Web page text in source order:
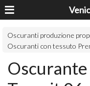
Oscuranti produzione
Oscuranti con tessuto